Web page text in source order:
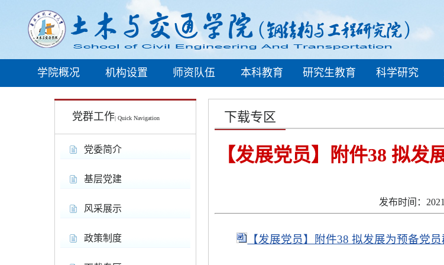
学院概况 机构设置 师资队伍 本科教育 研究生教育 科学研究
党群工作| Quick Navigation
党委简介
基层党建
风采展示
政策制度
下载专区
【发展党员】附件38 拟
发布时间：
【发展党员】附件38 拟发展为预备党